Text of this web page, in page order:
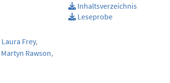
Laura Frey,
Martyn Rawson,
Inhaltsverzeichnis
Leseprobe